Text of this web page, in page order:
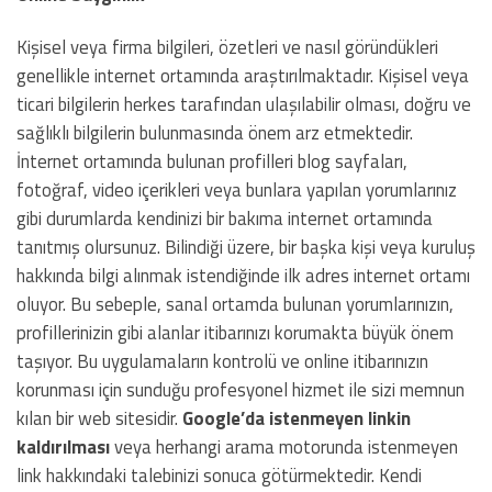
Kişisel veya firma bilgileri, özetleri ve nasıl göründükleri
genellikle internet ortamında araştırılmaktadır. Kişisel veya
ticari bilgilerin herkes tarafından ulaşılabilir olması, doğru ve
sağlıklı bilgilerin bulunmasında önem arz etmektedir.
İnternet ortamında bulunan profilleri blog sayfaları,
fotoğraf, video içerikleri veya bunlara yapılan yorumlarınız
gibi durumlarda kendinizi bir bakıma internet ortamında
tanıtmış olursunuz. Bilindiği üzere, bir başka kişi veya kuruluş
hakkında bilgi alınmak istendiğinde ilk adres internet ortamı
oluyor. Bu sebeple, sanal ortamda bulunan yorumlarınızın,
profillerinizin gibi alanlar itibarınızı korumakta büyük önem
taşıyor. Bu uygulamaların kontrolü ve online itibarınızın
korunması için sunduğu profesyonel hizmet ile sizi memnun
kılan bir web sitesidir. Google’da istenmeyen linkin
kaldırılmasıveya herhangi arama motorunda istenmeyen
link hakkındaki talebinizi sonuca götürmektedir. Kendi